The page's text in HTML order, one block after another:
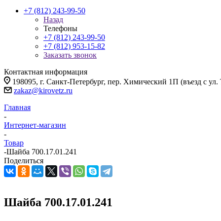
+7 (812) 243-99-50
Назад
Телефоны
+7 (812) 243-99-50
+7 (812) 953-15-82
Заказать звонок
Контактная информация
198095, г. Санкт-Петербург, пер. Химический 1П (въезд с
zakaz@kirovetz.ru
Главная
-
Интернет-магазин
-
Товар
-Шайба 700.17.01.241
Поделиться
Шайба 700.17.01.241